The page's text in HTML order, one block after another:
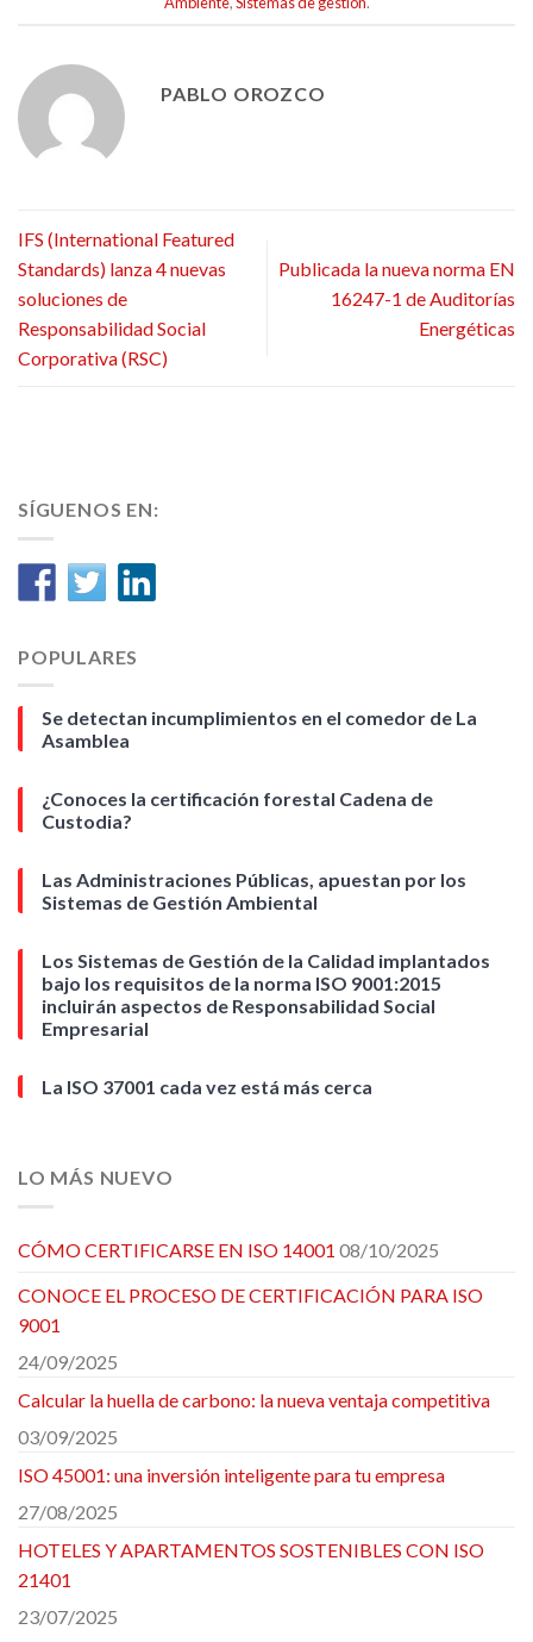
PABLO OROZCO
IFS (International Featured
Standards) lanza 4 nuevas
soluciones de
Responsabilidad Social
Corporativa (RSC)
Publicada la nueva norma EN
16247-1 de Auditorías
Energéticas
SÍGUENOS EN:
POPULARES
Se detectan incumplimientos en el comedor de La
Asamblea
¿Conoces la certificación forestal Cadena de
Custodia?
Las Administraciones Públicas, apuestan por los
Sistemas de Gestión Ambiental
Los Sistemas de Gestión de la Calidad implantados
bajo los requisitos de la norma ISO 9001:2015
incluirán aspectos de Responsabilidad Social
Empresarial
La ISO 37001 cada vez está más cerca
LO MÁS NUEVO
CÓMO CERTIFICARSE EN ISO 14001 08/10/2025
CONOCE EL PROCESO DE CERTIFICACIÓN PARA ISO
9001
24/09/2025
Calcular la huella de carbono: la nueva ventaja competitiva
03/09/2025
ISO 45001: una inversión inteligente para tu empresa
27/08/2025
HOTELES Y APARTAMENTOS SOSTENIBLES CON ISO
21401
23/07/2025